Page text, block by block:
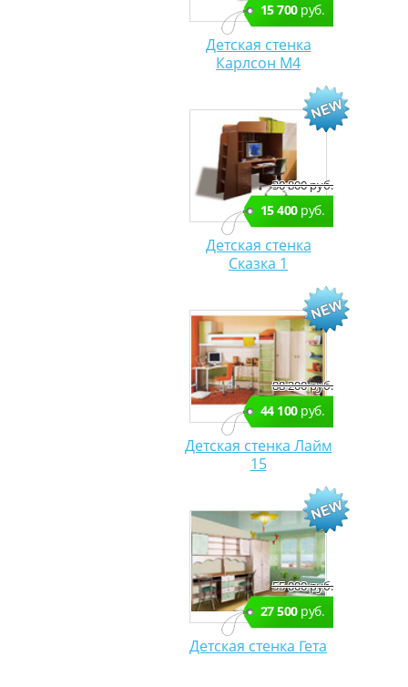
15 700руб.
Детская стенка
Карлсон М4
30 800 руб.
15 400руб.
Детская стенка
Сказка 1
88 200 руб.
44 100руб.
Детская стенка Лайм
15
55 000 руб.
27 500руб.
Детская стенка Гета